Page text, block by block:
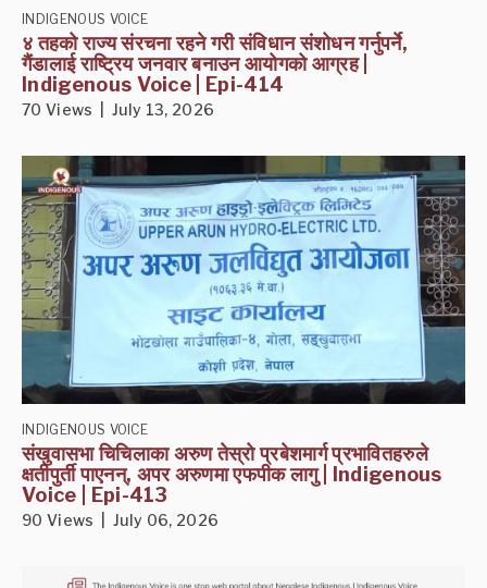
INDIGENOUS VOICE
४ तहको राज्य संरचना रहने गरी संविधान संशोधन गर्नुपर्ने,
गैंडालाई राष्ट्रिय जनवार बनाउन आयोगको आग्रह |
Indigenous Voice | Epi-414
70 Views | July 13, 2026
INDIGENOUS VOICE
संखुवासभा चिचिलाका अरुण तेस्रो प्रबेशमार्ग प्रभावितहरुले
क्षतीपुर्ती पाएनन्, अपर अरुणमा एफपीक लागु | Indigenous
Voice | Epi-413
90 Views | July 06, 2026